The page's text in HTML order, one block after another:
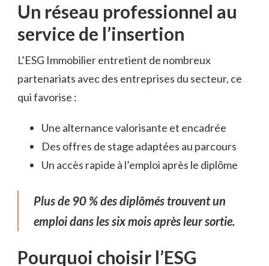
Un réseau professionnel au
service de l’insertion
L’ESG Immobilier entretient de nombreux
partenariats avec des entreprises du secteur, ce
qui favorise :
Une alternance valorisante et encadrée
Des offres de stage adaptées au parcours
Un accès rapide à l’emploi après le diplôme
Plus de 90 % des diplômés trouvent un
emploi dans les six mois après leur sortie.
Pourquoi choisir l’ESG